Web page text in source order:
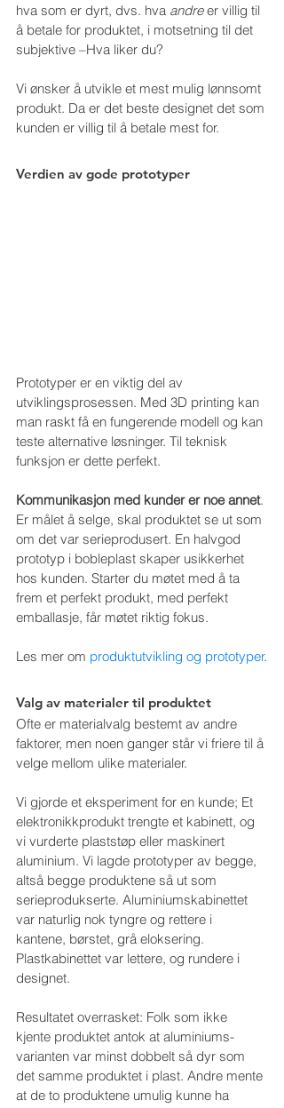
hva som er dyrt, dvs. hva andre er villig til
å betale for produktet, i motsetning til det
subjektive –Hva liker du?
Vi ønsker å utvikle et mest mulig lønnsomt
produkt. Da er det beste designet det som
kunden er villig til å betale mest for.
Verdien av gode prototyper
Prototyper er en viktig del av
utviklingsprosessen. Med 3D printing kan
man raskt få en fungerende modell og kan
teste alternative løsninger. Til teknisk
funksjon er dette perfekt.
Kommunikasjon med kunder er noe annet.
Er målet å selge, skal produktet se ut som
om det var serieprodusert. En halvgod
prototyp i bobleplast skaper usikkerhet
hos kunden. Starter du møtet med å ta
frem et perfekt produkt, med perfekt
emballasje, får møtet riktig fokus.
Les mer om produktutvikling og prototyper.
Valg av materialer til produktet
Ofte er materialvalg bestemt av andre
faktorer, men noen ganger står vi friere til å
velge mellom ulike materialer.
Vi gjorde et eksperiment for en kunde; Et
elektronikkprodukt trengte et kabinett, og
vi vurderte plaststøp eller maskinert
aluminium. Vi lagde prototyper av begge,
altså begge produktene så ut som
serieprodukserte. Aluminiumskabinettet
var naturlig nok tyngre og rettere i
kantene, børstet, grå eloksering.
Plastkabinettet var lettere, og rundere i
designet.
Resultatet overrasket: Folk som ikke
kjente produktet antok at aluminiums-
varianten var minst dobbelt så dyr som
det samme produktet i plast. Andre mente
at de to produktene umulig kunne ha